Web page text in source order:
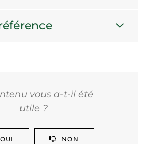
vous a-t-il été
utile ?
OUI NON